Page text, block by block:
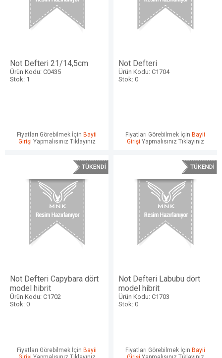
Not Defteri 21/14,5cm
Ürün Kodu: C0435
Stok: 1
Fiyatları Görebilmek İçin Bayii
Girişi Yapmalısınız Tıklayınız
Not Defteri
Ürün Kodu: C1704
Stok: 0
Fiyatları Görebilmek İçin Bayii
Girişi Yapmalısınız Tıklayınız
Not Defteri Capybara dört
model hibrit
Ürün Kodu: C1702
Stok: 0
Fiyatları Görebilmek İçin Bayii
Not Defteri Labubu dört
model hibrit
Ürün Kodu: C1703
Stok: 0
Fiyatları Görebilmek İçin Bayii